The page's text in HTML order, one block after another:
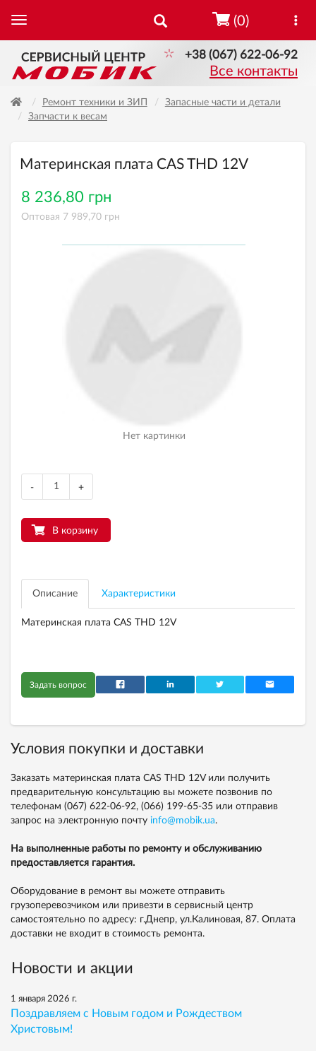
+38 (067) 622-06-92
Все контакты
(0)
Ремонт техники и ЗИП
Запасные части и детали
Запчасти к весам
Материнская плата CAS THD 12V
8 236,80 грн
Оптовая 7 989,70 грн
Нет картинки
- +
В корзину
Описание Характеристики
Материнская плата CAS THD 12V
Задать вопрос
Условия покупки и доставки
Заказать материнская плата CAS THD 12V или получить
предварительную консультацию вы можете позвонив по
телефонам (067) 622-06-92, (066) 199-65-35 или отправив
запрос на электронную почту info@mobik.ua.
На выполненные работы по ремонту и обслуживанию
предоставляется гарантия.
Оборудование в ремонт вы можете отправить
грузоперевозчиком или привезти в сервисный центр
самостоятельно по адресу: г.Днепр, ул.Калиновая, 87. Оплата
доставки не входит в стоимость ремонта.
Новости и акции
1 января 2026 г.
Поздравляем с Новым годом и Рождеством
Христовым!